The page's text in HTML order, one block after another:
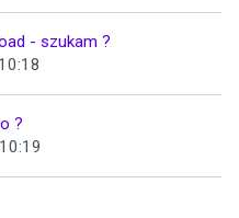
- szukam ?
?